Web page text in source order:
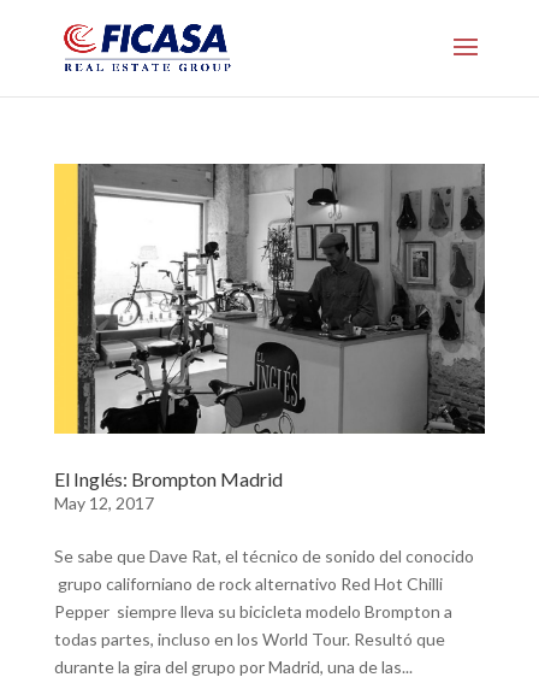
El Inglés: Brompton Madrid
May 12, 2017
Se sabe que Dave Rat, el técnico de sonido del conocido
grupo californiano de rock alternativo Red Hot Chilli
Pepper siempre lleva su bicicleta modelo Brompton a
todas partes, incluso en los World Tour. Resultó que
durante la gira del grupo por Madrid, una de las...